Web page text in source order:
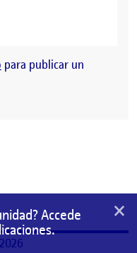
para publicar un
Accede
×